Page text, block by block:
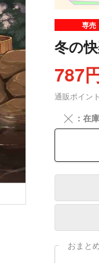
専売
冬の
787
通販ポイン
╳ ：在
おまと